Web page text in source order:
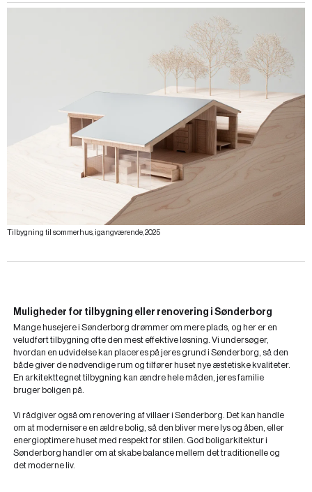
Tilbygning til sommerhus, igangværende, 2025
Muligheder for tilbygning eller renovering i Sønderborg
Mange husejere i Sønderborg drømmer om mere plads, og her er en
veludført tilbygning ofte den mest effektive løsning. Vi undersøger,
hvordan en udvidelse kan placeres på jeres grund i Sønderborg, så den
både giver de nødvendige rum og tilfører huset nye æstetiske kvaliteter.
En arkitekttegnet tilbygning kan ændre hele måden, jeres familie
bruger boligen på.
Vi rådgiver også om renovering af villaer i Sønderborg. Det kan handle
om at modernisere en ældre bolig, så den bliver mere lys og åben, eller
energioptimere huset med respekt for stilen. God boligarkitektur i
Sønderborg handler om at skabe balance mellem det traditionelle og
det moderne liv.